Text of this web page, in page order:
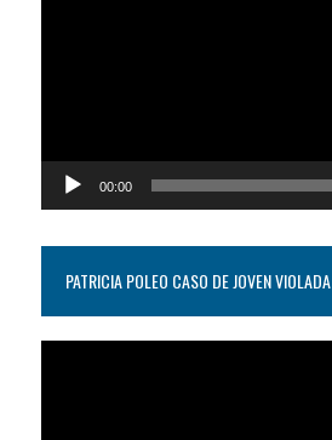
00:00
PATRICIA POLEO CASO DE JOVEN VIOLADA